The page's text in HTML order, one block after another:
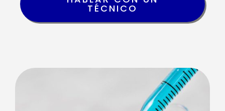
TÉCNICO